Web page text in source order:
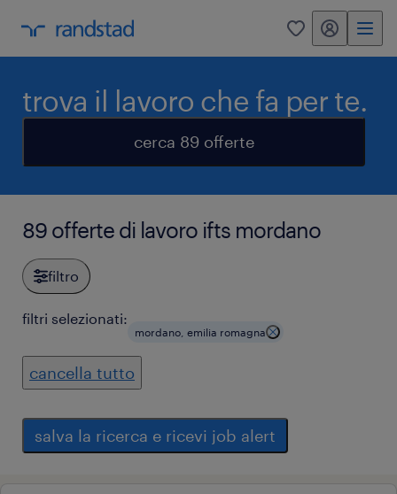
0 my randstad
trova il lavoro che fa per te.
cerca 89 offerte
89 offerte di lavoro ifts mordano
filtro
filtri selezionati:
mordano, emilia romagna
cancella tutto
salva la ricerca e ricevi job alert